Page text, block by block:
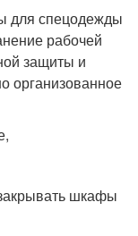
для спецодежды
рабочей
защиты и
организованное
шкафы